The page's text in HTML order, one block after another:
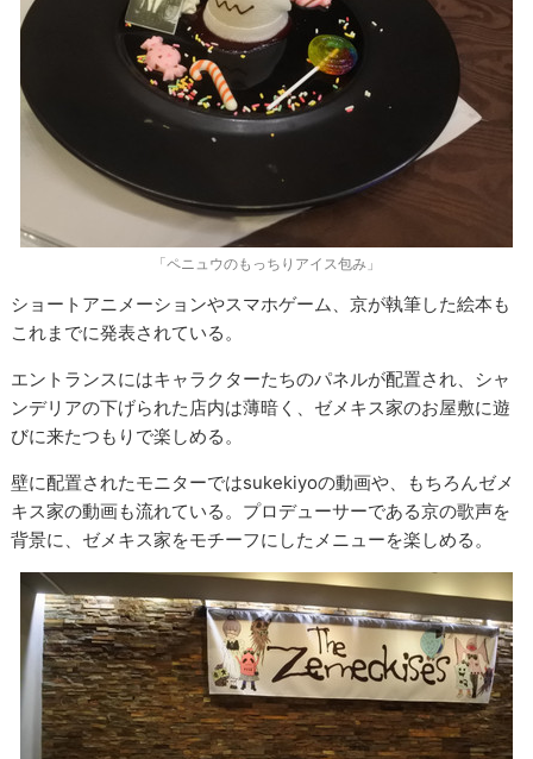
「ペニュウのもっちりアイス包み」
ショートアニメーションやスマホゲーム、京が執筆した絵本も
これまでに発表されている。
エントランスにはキャラクターたちのパネルが配置され、シャ
ンデリアの下げられた店内は薄暗く、ゼメキス家のお屋敷に遊
びに来たつもりで楽しめる。
壁に配置されたモニターではsukekiyoの動画や、もちろんゼメ
キス家の動画も流れている。プロデューサーである京の歌声を
背景に、ゼメキス家をモチーフにしたメニューを楽しめる。